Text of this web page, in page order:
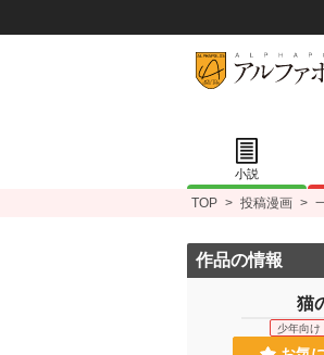
小説
TOP > 投稿漫画 >
作品の情報
猫
少年向け